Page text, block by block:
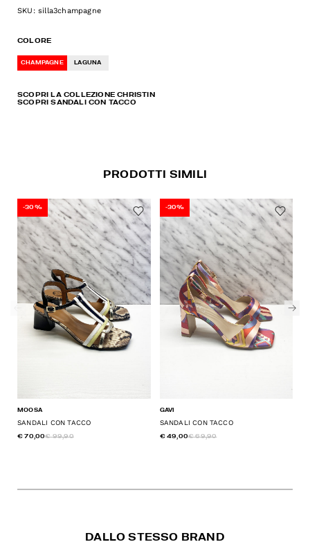
SKU: silla3champagne
COLORE
CHAMPAGNE LAGUNA
SCOPRI LA COLLEZIONE CHRISTIN
SCOPRI SANDALI CON TACCO
PRODOTTI SIMILI
-30%
MOOSA
SANDALI CON TACCO
€ 70,00€ 99,90
-30%
GAVI
SANDALI CON TACCO
€ 49,00€ 69,90
DALLO STESSO BRAND